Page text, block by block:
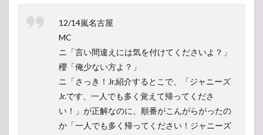
12/14嵐名古屋
MC
ニ「言い間違えには気を付けてくださいよ？」
櫻「俺少ない方よ？」
ニ「さっき！Jr.紹介するとこで、「ジャニーズ
Jr.です、一人でも多く覚えて帰ってくださ
い！」が正解なのに、順番がこんがらがったの
か「一人でも多く帰ってください！ジャニーズ